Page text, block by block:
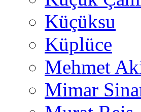
Küçüksu
Küplüce
Mehmet
Mimar